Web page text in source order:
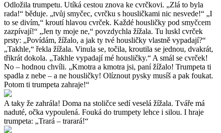
Odložila trumpetu. Utíká cestou znova ke cvrčkovi. „Zlá to byla
rada!“ běduje. „tvůj smyčec, cvrčku s housličkami nic nesvede!“ „I
to se divím,“ kroutí hlavou cvrček. Každé housličky pod smyčcem
zazpívají!“ „Jen ty moje ne,“ povzdychla žížala. Tu luskl cvrček
prsty: „Povídám, žížalo, a jak ty tvé housličky vlastně vypadají?“
„Takhle,“ řekla žížala. Vinula se, točila, kroutila se jednou, dvakrát,
třikrát dokola. „Takhle vypadají mé housličky.“ A smál se cvrček!
No – hodnou chvíli. „Kmotra a kmotra jsi, paní žížalo! Trumpeta ti
spadla z nebe – a ne housličky! Olíznout pysky musíš a pak foukat.
Potom ti trumpeta zahraje!“
A taky že zahrála! Doma na stoličce sedí veselá žížala. Tváře má
naduté, očka vypoulená. Fouká do trumpety lehce i silou. I hraje
trumpeta: „Trará – trarará!“